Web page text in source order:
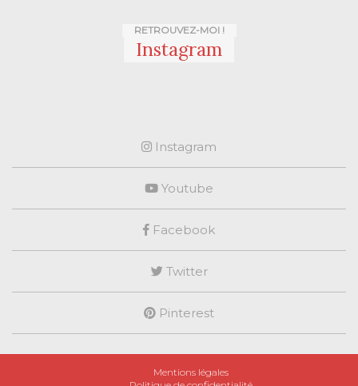
RETROUVEZ-MOI !
Instagram
Instagram
Youtube
Facebook
Twitter
Pinterest
Mentions légales